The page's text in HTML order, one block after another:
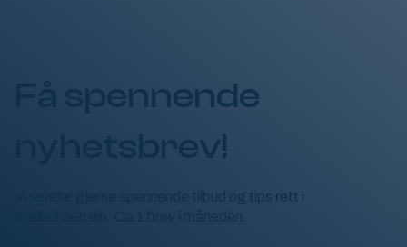
Få spennende
nyhetsbrev!
Vi sender gjerne spennende tilbud og tips rett i